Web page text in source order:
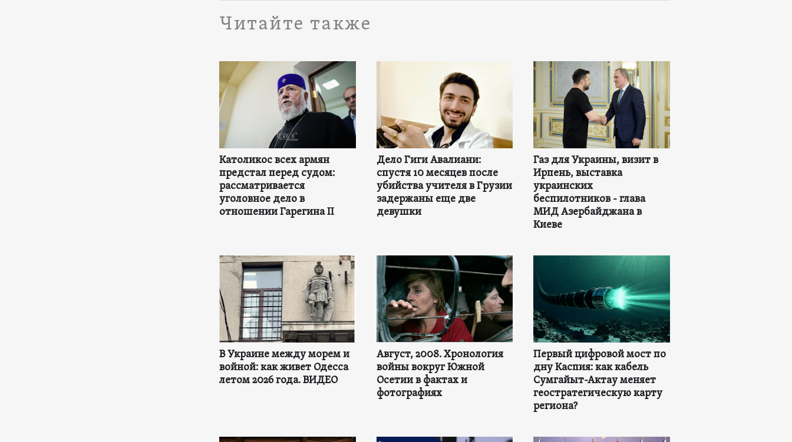
Читайте также
Католикос всех армян
предстал перед судом:
рассматривается
уголовное дело в
отношении Гарегина II
Дело Гиги Авалиани:
спустя 10 месяцев после
убийства учителя в Грузии
задержаны еще две
девушки
Газ для Украины, визит в
Ирпень, выставка
украинских
беспилотников - глава
МИД Азербайджана в
Киеве
В Украине между морем и
войной: как живет Одесса
летом 2026 года. ВИДЕО
Август, 2008. Хронология
войны вокруг Южной
Осетии в фактах и
фотографиях
Первый цифровой мост по
дну Каспия: как кабель
Сумгайыт-Актау меняет
геостратегическую карту
региона?